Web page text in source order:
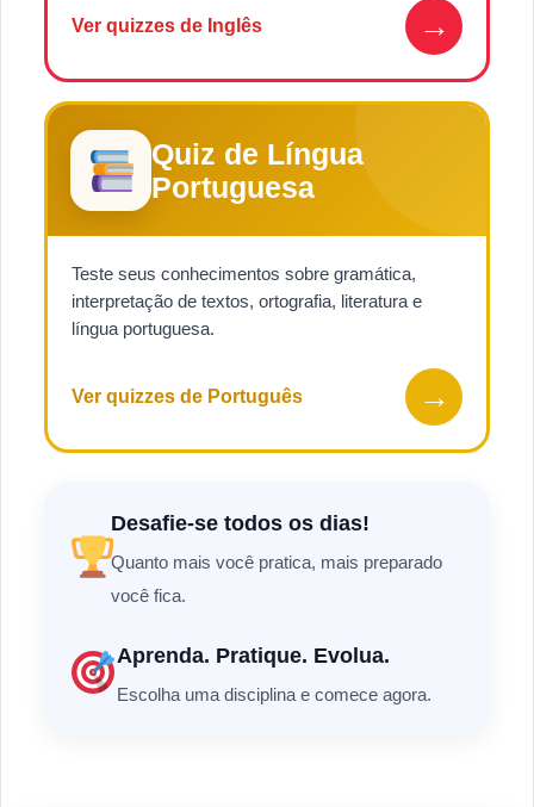
Ver quizzes de Inglês →
Quiz de Língua
Portuguesa
Teste seus conhecimentos sobre gramática,
interpretação de textos, ortografia, literatura e
língua portuguesa.
Ver quizzes de Português →
Desafie-se todos os dias!
Quanto mais você pratica, mais preparado
você fica.
Aprenda. Pratique. Evolua.
Escolha uma disciplina e comece agora.